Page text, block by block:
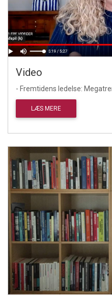
Video
- Fremtidens ledelse:
LÆS MERE